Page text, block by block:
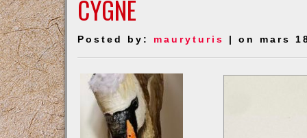
CYGNE
Posted by: mauryturis | on mars